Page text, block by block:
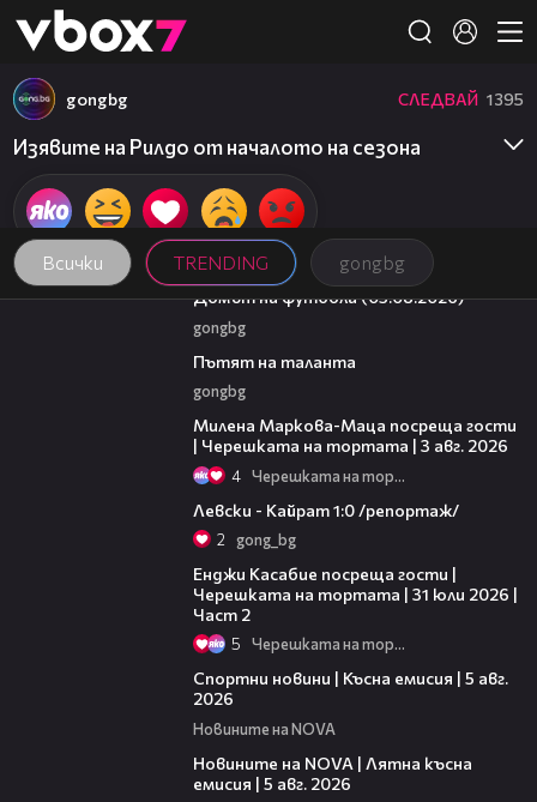
👾
Всички TRENDING gongbg
gongbg СЛЕДВАЙ 1395
Изявите на Рилдо от началото на сезона
57:58
Домът на футбола (05.08.2026)
gongbg
Пътят на таланта
gongbg
Милена Маркова-Маца посреща гости
| Черешката на тортата | 3 авг. 2026
4 Черешката на тортата
Левски - Кайрат 1:0 /репортаж/
2 gong_bg
Енджи Касабие посреща гости |
Черешката на тортата | 31 юли 2026 |
Част 2
5 Черешката на тортата
Спортни новини | Късна емисия | 5 авг.
2026
Новините на NOVA
Новините на NOVA | Лятна късна
емисия | 5 авг. 2026